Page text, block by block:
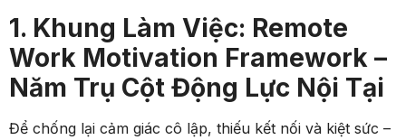
1. Khung Làm Việc: Remote
Work Motivation Framework –
Năm Trụ Cột Động Lực Nội Tại
Để chống lại cảm giác cô lập, thiếu kết nối và kiệt sức –